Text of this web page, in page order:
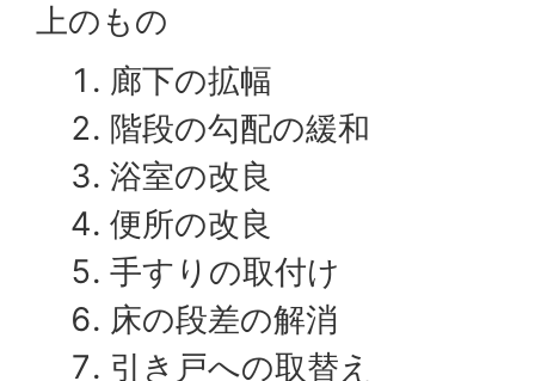
上のもの
廊下の拡幅
階段の勾配の緩和
浴室の改良
便所の改良
手すりの取付け
床の段差の解消
引き戸への取替え